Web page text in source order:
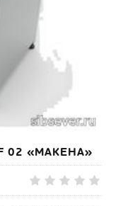
02 «МАКЕНА»